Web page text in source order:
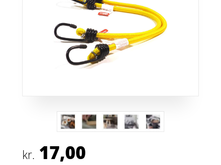
kr. 17,00